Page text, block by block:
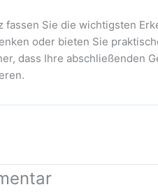
fassen Sie die wichtigsten
oder bieten Sie
dass Ihre abschließenden